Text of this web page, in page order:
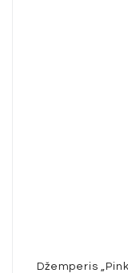
Džemperis